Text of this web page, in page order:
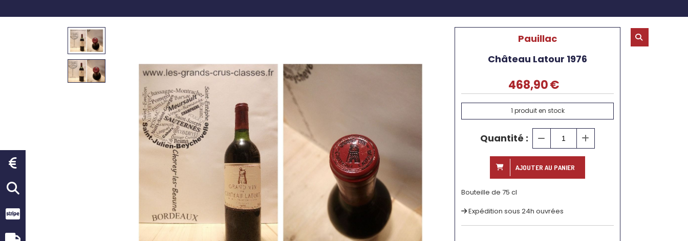
Pauillac
Château Latour 1976
468,90€
1 produit en stock
Quantité :
AJOUTER AU PANIER
Bouteille de 75 cl
Expédition sous 24h ouvrées